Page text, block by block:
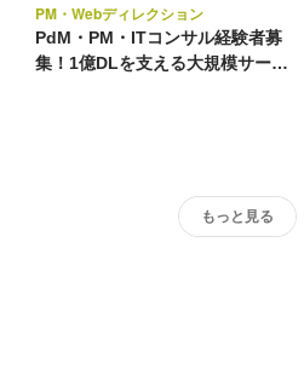
PM・Webディレクション
PdM・PM・ITコンサル経験者募
集！1億DLを支える大規模サービ
もっと見る